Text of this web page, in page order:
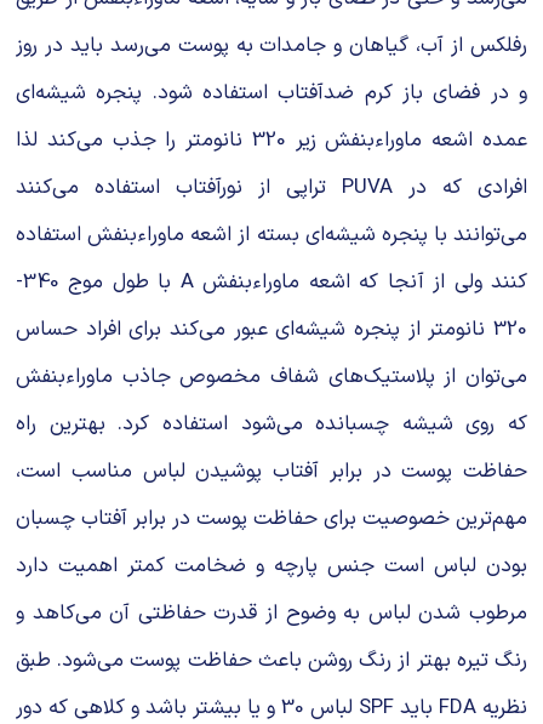
رفلکس از آب، گیاهان و جامدات به پوست می‌رسد باید در روز
و در فضای باز کرم ضدآفتاب استفاده شود. پنجره شیشه‌ای
عمده اشعه‌ ماوراءبنفش زیر 320 نانومتر را جذب می‌کند لذا
افرادی که در PUVA تراپی از نورآفتاب استفاده می‌کنند
می‌توانند با پنجره شیشه‌ای بسته از اشعه ماوراءبنفش استفاده
کنند ولی از آنجا که اشعه ماوراءبنفش A با طول موج 340-
320 نانومتر از پنجره شیشه‌ای عبور می‌‌کند برای افراد حساس
می‌توان از پلاستیک‌های شفاف مخصوص جاذب ماوراءبنفش
که روی شیشه چسبانده می‌شود استفاده کرد. بهترین راه
حفاظت پوست در برابر آفتاب پوشیدن لباس مناسب است،
مهم‌ترین خصوصیت برای حفاظت پوست در برابر آفتاب چسبان
بودن لباس است جنس پارچه و ضخامت کمتر اهمیت دارد
مرطوب شدن لباس به وضوح از قدرت حفاظتی آن می‌کاهد و
رنگ تیره بهتر از رنگ روشن باعث حفاظت پوست می‌شود. طبق
نظریه FDA باید SPF لباس 30 و یا بیشتر باشد و کلاهی که دور